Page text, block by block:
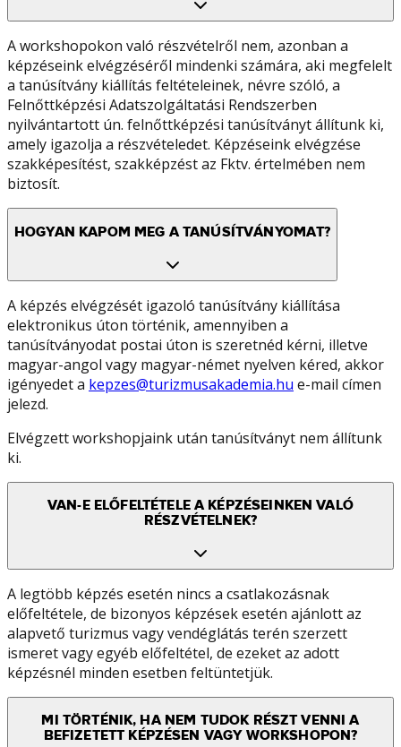
A workshopokon való részvételről nem, azonban a
képzéseink elvégzéséről mindenki számára, aki megfelelt
a tanúsítvány kiállítás feltételeinek, névre szóló, a
Felnőttképzési Adatszolgáltatási Rendszerben
nyilvántartott ún. felnőttképzési tanúsítványt állítunk ki,
amely igazolja a részvételedet. Képzéseink elvégzése
szakképesítést, szakképzést az Fktv. értelmében nem
biztosít.
HOGYAN KAPOM MEG A TANÚSÍTVÁNYOMAT?
A képzés elvégzését igazoló tanúsítvány kiállítása
elektronikus úton történik, amennyiben a
tanúsítványodat postai úton is szeretnéd kérni, illetve
magyar-angol vagy magyar-német nyelven kéred, akkor
igényedet a kepzes@turizmusakademia.hu e-mail címen
jelezd.
Elvégzett workshopjaink után tanúsítványt nem állítunk
ki.
VAN-E ELŐFELTÉTELE A KÉPZÉSEINKEN VALÓ
RÉSZVÉTELNEK?
A legtöbb képzés esetén nincs a csatlakozásnak
előfeltétele, de bizonyos képzések esetén ajánlott az
alapvető turizmus vagy vendéglátás terén szerzett
ismeret vagy egyéb előfeltétel, de ezeket az adott
képzésnél minden esetben feltüntetjük.
MI TÖRTÉNIK, HA NEM TUDOK RÉSZT VENNI A
BEFIZETETT KÉPZÉSEN VAGY WORKSHOPON?